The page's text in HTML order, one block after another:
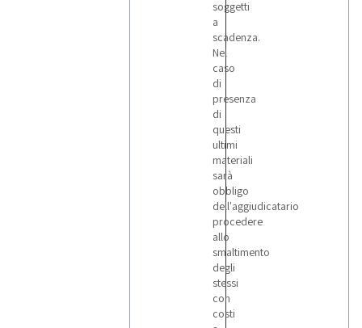
soggetti
a
scadenza.
Nel
caso
di
presenza
di
questi
ultimi
materiali
sarà
obbligo
dell'aggiudicatario
procedere
allo
smaltimento
degli
stessi
con
costi